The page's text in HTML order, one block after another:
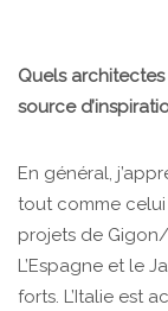
Quels
source
En général,
tout comme celui
projets de
L’Espagne et le
forts. L’Italie est